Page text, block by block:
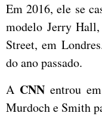
Em 2016, ele se
modelo Jerry
Street, em
do ano passado.
A CNN entrou
Murdoch e Smith